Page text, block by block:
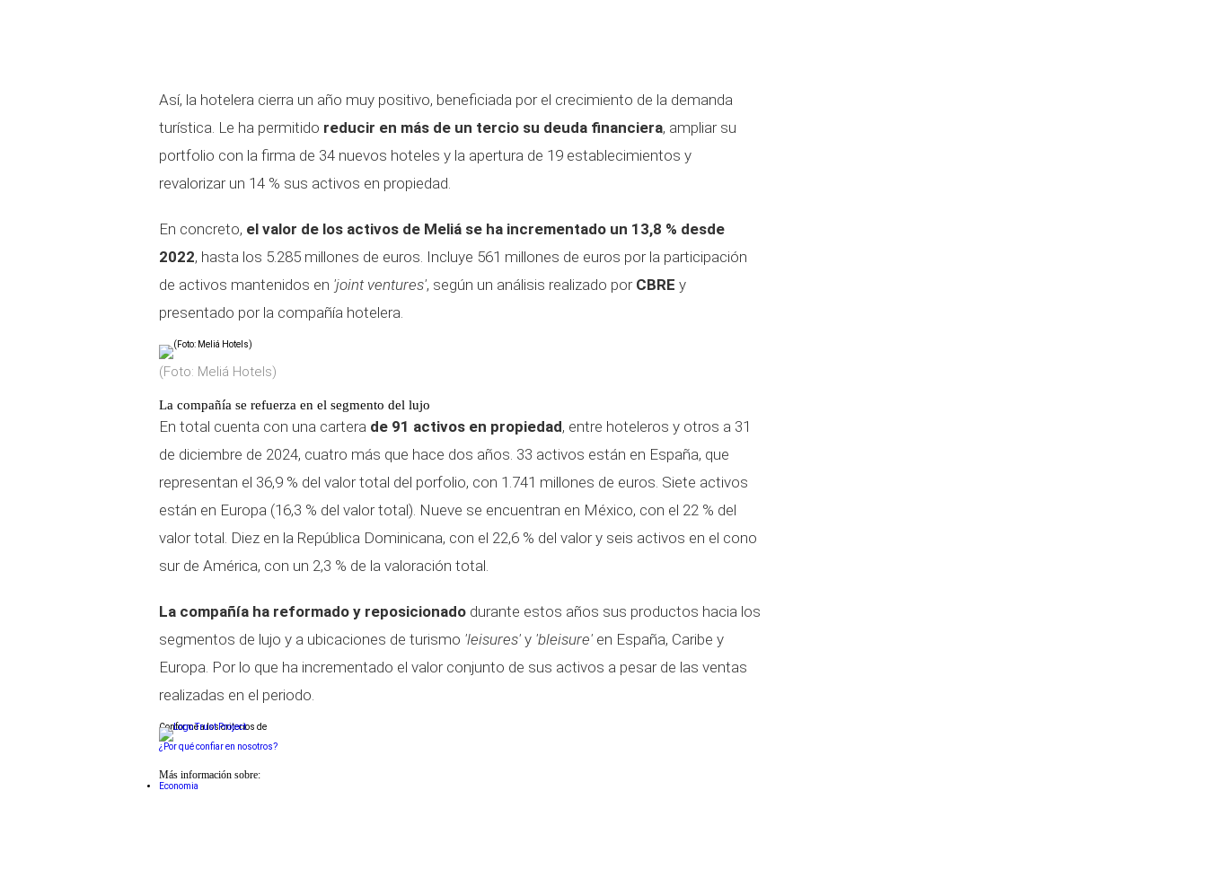
Así, la hotelera cierra un año muy positivo, beneficiada por el crecimiento de la demanda
turística. Le ha permitido reducir en más de un tercio su deuda financiera, ampliar su
portfolio con la firma de 34 nuevos hoteles y la apertura de 19 establecimientos y
revalorizar un 14 % sus activos en propiedad.
En concreto, el valor de los activos de Meliá se ha incrementado un 13,8 % desde
2022, hasta los 5.285 millones de euros. Incluye 561 millones de euros por la participación
de activos mantenidos en 'joint ventures', según un análisis realizado por CBRE y
presentado por la compañía hotelera.
(Foto: Meliá Hotels)
La compañía se refuerza en el segmento del lujo
En total cuenta con una cartera de 91 activos en propiedad, entre hoteleros y otros a 31
de diciembre de 2024, cuatro más que hace dos años. 33 activos están en España, que
representan el 36,9 % del valor total del porfolio, con 1.741 millones de euros. Siete activos
están en Europa (16,3 % del valor total). Nueve se encuentran en México, con el 22 % del
valor total. Diez en la República Dominicana, con el 22,6 % del valor y seis activos en el cono
sur de América, con un 2,3 % de la valoración total.
La compañía ha reformado y reposicionado durante estos años sus productos hacia los
segmentos de lujo y a ubicaciones de turismo 'leisures' y 'bleisure' en España, Caribe y
Europa. Por lo que ha incrementado el valor conjunto de sus activos a pesar de las ventas
realizadas en el periodo.
Conforme a los criterios de
¿Por qué confiar en nosotros?
Más información sobre:
Economia